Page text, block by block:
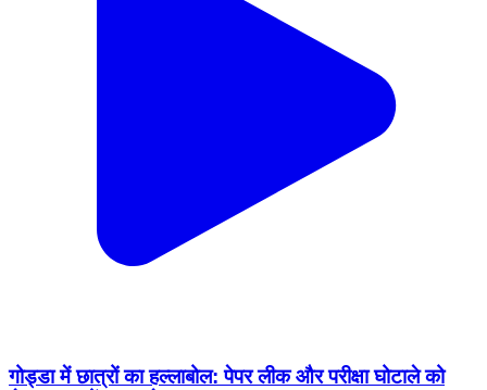
गोड्डा में छात्रों का हल्लाबोल: पेपर लीक और परीक्षा घोटाले को